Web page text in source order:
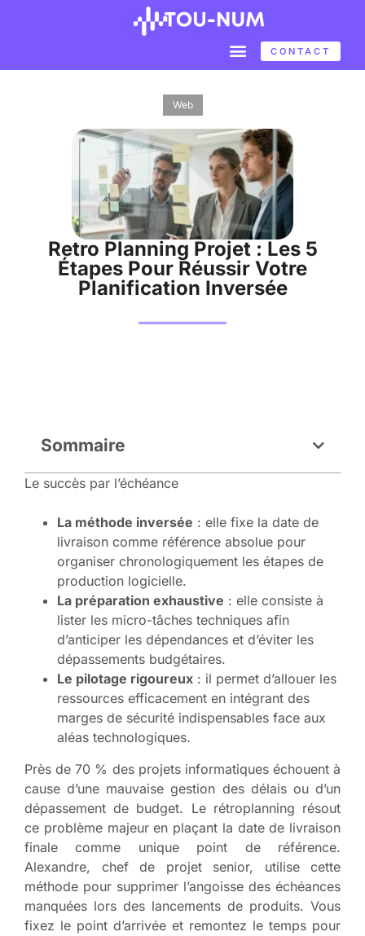
CONTACT
Web
Retro Planning Projet : Les 5
Étapes Pour Réussir Votre
Planification Inversée
Sommaire
Le succès par l’échéance
La méthode inversée : elle fixe la date de
livraison comme référence absolue pour
organiser chronologiquement les étapes de
production logicielle.
La préparation exhaustive : elle consiste à
lister les micro-tâches techniques afin
d’anticiper les dépendances et d’éviter les
dépassements budgétaires.
Le pilotage rigoureux : il permet d’allouer les
ressources efficacement en intégrant des
marges de sécurité indispensables face aux
aléas technologiques.
Près de 70 % des projets informatiques échouent à
cause d’une mauvaise gestion des délais ou d’un
dépassement de budget. Le rétroplanning résout
ce problème majeur en plaçant la date de livraison
finale comme unique point de référence.
Alexandre, chef de projet senior, utilise cette
méthode pour supprimer l’angoisse des échéances
manquées lors des lancements de produits. Vous
fixez le point d’arrivée et remontez le temps pour